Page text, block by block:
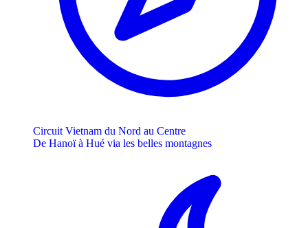
Circuit Vietnam du Nord au Centre
De Hanoï à Hué via les belles montagnes